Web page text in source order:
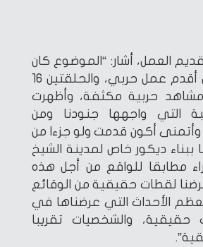
العمل، أشار: “الموضوع كان
حلمًا شخصيا أن أقدم عمل حربي، والحلقتين 16
مشاهد حربية مكثفة، وأظهرت
التي واجهها جنودنا ومن
وأتمنى أكون قدمت ولو جزءا من
ببناء ديكور خاص لمدينة الشيخ
مطابقا للواقع من أجل هذه
لقطات حقيقية من الوقائع
الأحداث التي عرضناها في
حقيقية، والشخصيات تقريبا